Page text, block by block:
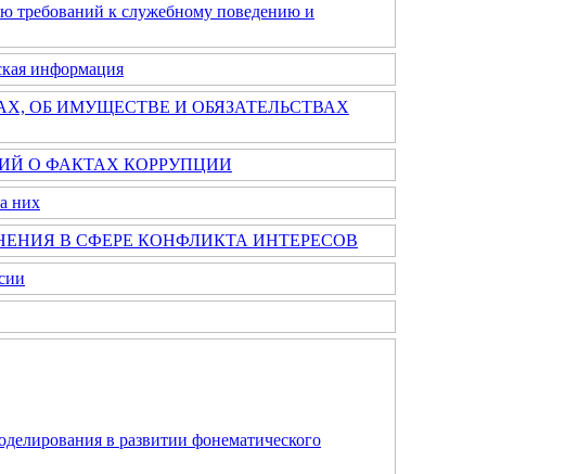
требований к служебному поведению и
информация
ОБ ИМУЩЕСТВЕ И ОБЯЗАТЕЛЬСТВАХ
О ФАКТАХ КОРРУПЦИИ
них
В СФЕРЕ КОНФЛИКТА ИНТЕРЕСОВ
в развитии фонематического